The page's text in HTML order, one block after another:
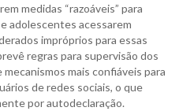
medidas “razoáveis” para
adolescentes acessarem
impróprios para essas
regras para supervisão dos
mais confiáveis para
de redes sociais, o que
por autodeclaração.